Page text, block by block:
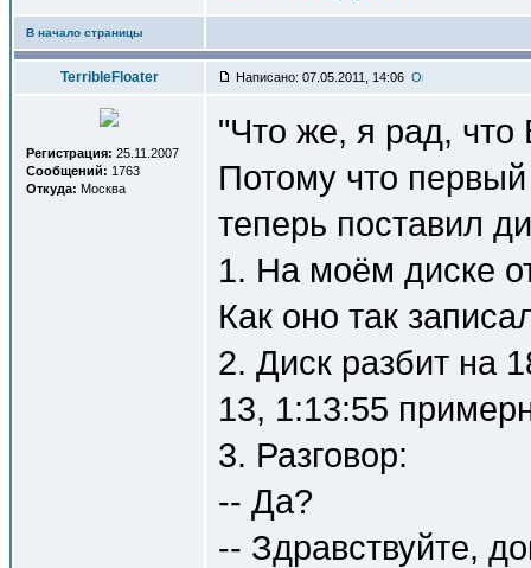
В начало страницы
TerribleFloater Написано: 07.05.2011, 14:06
Регистрация: 25.11.2007
Сообщений: 1763
Откуда: Москва
"Что же, я рад, что
Потому что первый
теперь поставил
1. На моём диске
Как оно так
2. Диск разбит на
13, 1:13:55
3. Разговор:
-- Да?
-- Здравствуйте,